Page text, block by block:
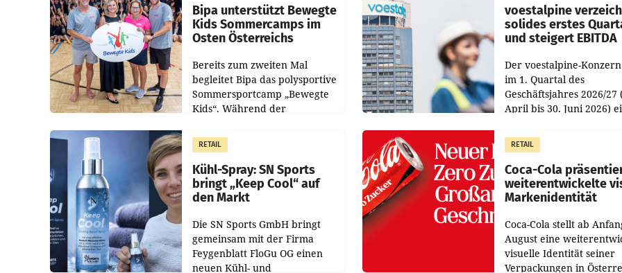
werden.
Bipa unterstützt Bewegte
Kids Sommercamps im
Osten Österreichs
Bereits zum zweiten Mal
begleitet Bipa das polysportive
Sommersportcamp „Bewegte
Kids“. Während der
Juli und August versorgt das
Unternehmen Kinder sowie
voestalpine
solides erstes
und steigert EBITDA
Der voestalpine-
im 1. Quartal des
Geschäftsjahres 2026/27
April bis 30. Juni 2026)
Der Umsatz stieg im
zur Vorjahresperiode
RETAIL
Kühl-Spray: SN Sports
bringt „Keep Cool“ auf
den Markt
Die SN Sports GmbH bringt
gemeinsam mit der Firma
Feygenblatt FloGu OG einen
neuen Kühl- und
RETAIL
Coca-Cola
weiterentwickelte
Markenidentität
Coca-Cola stellt ab
August eine
visuelle Identität seiner
Verpackungen in